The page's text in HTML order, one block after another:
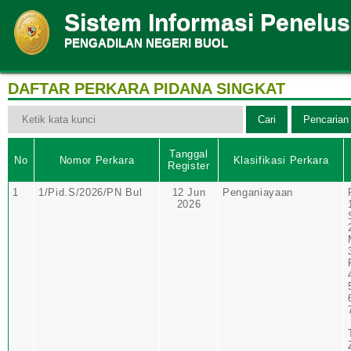
Sistem Informasi
PENGADILAN NEGERI BUOL
DAFTAR PERKARA PIDANA SINGKAT
No Nomor Perkara
Tanggal
Register
Klasifikasi Perkara
1 1/Pid.S/2026/PN Bul
12 Jun
2026
Penganiayaan